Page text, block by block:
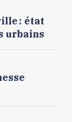
: état
urbains